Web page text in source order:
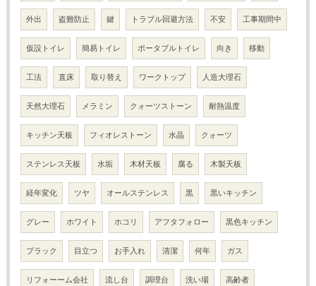
外出 盗難防止 鍵 トラブル回避方法 不安 工事期間中
仮設トイレ 簡易トイレ ポータブルトイレ 向き 移動
工法 直床 取り替え ワークトップ 人造大理石
天然大理石 メラミン クォーツストーン 耐熱温度
キッチン天板 フィオレストーン 水晶 クォーツ
ステンレス天板 水垢 木材天板 腐る 木製天板
経年変化 ツヤ オールステンレス 黒 黒いキッチン
グレー ホワイト ホコリ アフタフォロー 黒色キッチン
ブラック 目立つ お手入れ 清潔 何年 ガス
リフォーーム会社 流し台 調理台 洗い場 高齢者